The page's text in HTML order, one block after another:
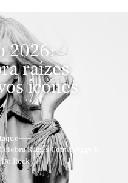
2026:
raízes
ícones
Raízes Com Twiggy E
Rock